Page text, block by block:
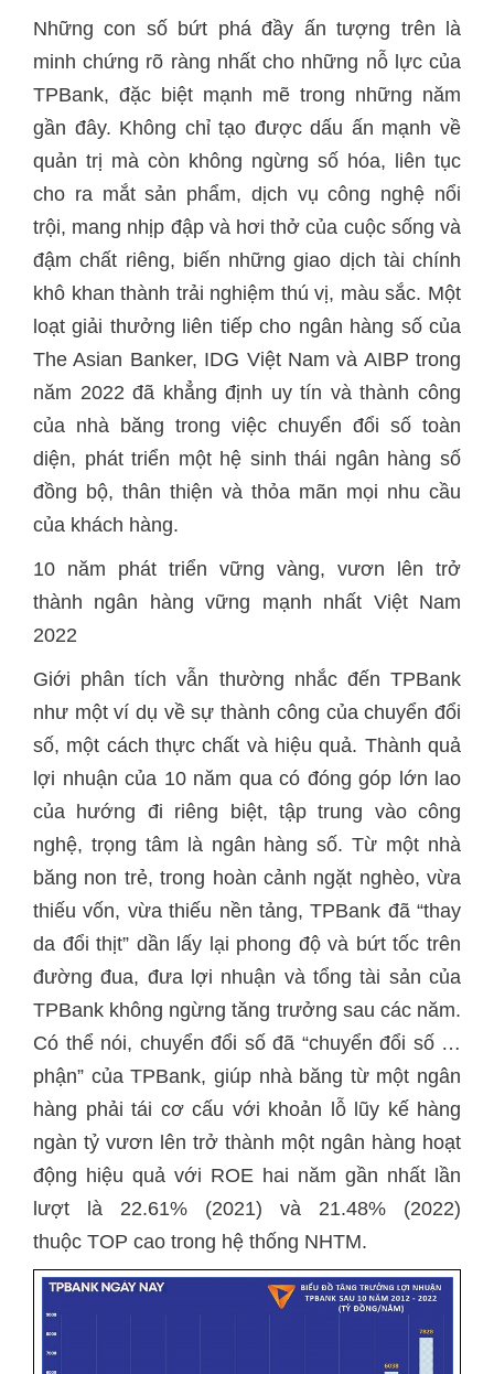
Những con số bứt phá đầy ấn tượng trên là
minh chứng rõ ràng nhất cho những nỗ lực của
TPBank, đặc biệt mạnh mẽ trong những năm
gần đây. Không chỉ tạo được dấu ấn mạnh về
quản trị mà còn không ngừng số hóa, liên tục
cho ra mắt sản phẩm, dịch vụ công nghệ nổi
trội, mang nhịp đập và hơi thở của cuộc sống và
đậm chất riêng, biến những giao dịch tài chính
khô khan thành trải nghiệm thú vị, màu sắc. Một
loạt giải thưởng liên tiếp cho ngân hàng số của
The Asian Banker, IDG Việt Nam và AIBP trong
năm 2022 đã khẳng định uy tín và thành công
của nhà băng trong việc chuyển đổi số toàn
diện, phát triển một hệ sinh thái ngân hàng số
đồng bộ, thân thiện và thỏa mãn mọi nhu cầu
của khách hàng.
10 năm phát triển vững vàng, vươn lên trở
thành ngân hàng vững mạnh nhất Việt Nam
2022
Giới phân tích vẫn thường nhắc đến TPBank
như một ví dụ về sự thành công của chuyển đổi
số, một cách thực chất và hiệu quả. Thành quả
lợi nhuận của 10 năm qua có đóng góp lớn lao
của hướng đi riêng biệt, tập trung vào công
nghệ, trọng tâm là ngân hàng số. Từ một nhà
băng non trẻ, trong hoàn cảnh ngặt nghèo, vừa
thiếu vốn, vừa thiếu nền tảng, TPBank đã “thay
da đổi thịt” dần lấy lại phong độ và bứt tốc trên
đường đua, đưa lợi nhuận và tổng tài sản của
TPBank không ngừng tăng trưởng sau các năm.
Có thể nói, chuyển đổi số đã “chuyển đổi số …
phận” của TPBank, giúp nhà băng từ một ngân
hàng phải tái cơ cấu với khoản lỗ lũy kế hàng
ngàn tỷ vươn lên trở thành một ngân hàng hoạt
động hiệu quả với ROE hai năm gần nhất lần
lượt là 22.61% (2021) và 21.48% (2022)
thuộc TOP cao trong hệ thống NHTM.